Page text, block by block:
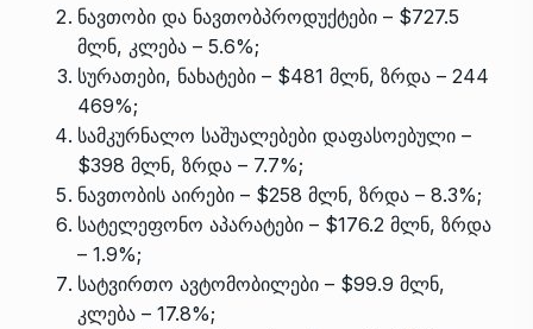
ნავთობი და ნავთობპროდუქტები – $727.5
მლნ, კლება – 5.6%;
სურათები, ნახატები – $481 მლნ, ზრდა – 244
469%;
სამკურნალო საშუალებები დაფასოებული –
$398 მლნ, ზრდა – 7.7%;
ნავთობის აირები – $258 მლნ, ზრდა – 8.3%;
სატელეფონო აპარატები – $176.2 მლნ, ზრდა
– 1.9%;
სატვირთო ავტომობილები – $99.9 მლნ,
კლება – 17.8%;